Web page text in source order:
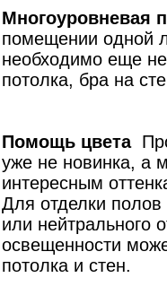
Многоуровневая
помещении одной
необходимо еще
потолка, бра на
Помощь цвета
уже не новинка, а
интересным
Для отделки
или нейтрального
освещенности
потолка и стен.